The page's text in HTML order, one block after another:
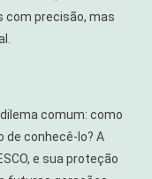
com precisão, mas
comum: como
de conhecê-lo? A
e sua proteção